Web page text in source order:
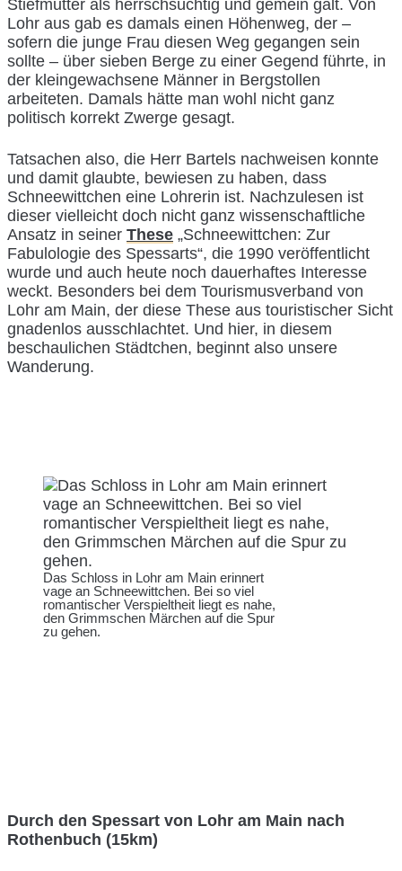
Stiefmutter als herrschsüchtig und gemein galt. Von
Lohr aus gab es damals einen Höhenweg, der –
sofern die junge Frau diesen Weg gegangen sein
sollte – über sieben Berge zu einer Gegend führte, in
der kleingewachsene Männer in Bergstollen
arbeiteten. Damals hätte man wohl nicht ganz
politisch korrekt Zwerge gesagt.
Tatsachen also, die Herr Bartels nachweisen konnte
und damit glaubte, bewiesen zu haben, dass
Schneewittchen eine Lohrerin ist. Nachzulesen ist
dieser vielleicht doch nicht ganz wissenschaftliche
Ansatz in seiner These „Schneewittchen: Zur
Fabulologie des Spessarts“, die 1990 veröffentlicht
wurde und auch heute noch dauerhaftes Interesse
weckt. Besonders bei dem Tourismusverband von
Lohr am Main, der diese These aus touristischer Sicht
gnadenlos ausschlachtet. Und hier, in diesem
beschaulichen Städtchen, beginnt also unsere
Wanderung.
Das Schloss in Lohr am Main erinnert
vage an Schneewittchen. Bei so viel
romantischer Verspieltheit liegt es nahe,
den Grimmschen Märchen auf die Spur
zu gehen.
Durch den Spessart von Lohr am Main nach
Rothenbuch (15km)